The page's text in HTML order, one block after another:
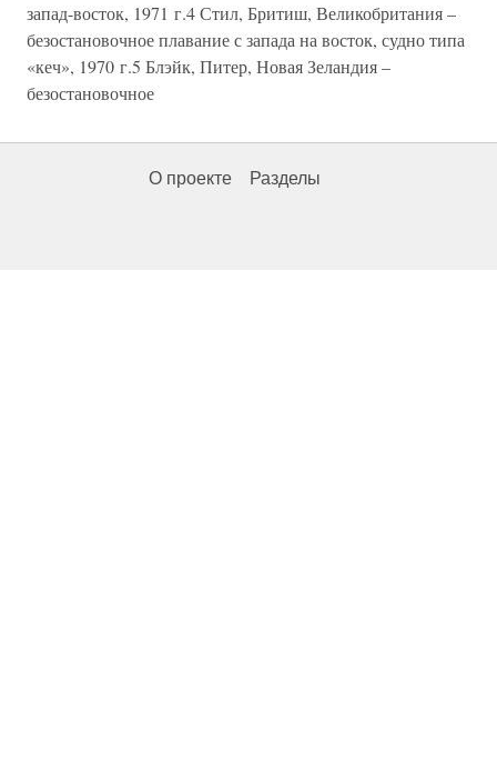
запад-восток, 1971 г.4 Стил, Бритиш, Великобритания –
безостановочное плавание с запада на восток, судно типа
«кеч», 1970 г.5 Блэйк, Питер, Новая Зеландия –
безостановочное
О проекте Разделы